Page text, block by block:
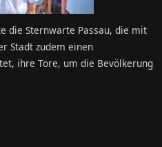
die Sternwarte Passau, die mit
Stadt zudem einen
ihre Tore, um die Bevölkerung